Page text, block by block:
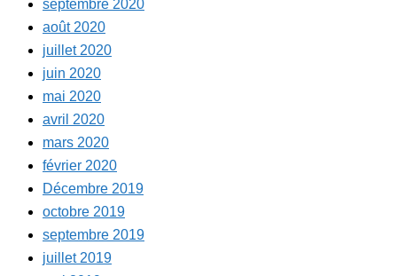
septembre 2020
août 2020
juillet 2020
juin 2020
mai 2020
avril 2020
mars 2020
février 2020
Décembre 2019
octobre 2019
septembre 2019
juillet 2019